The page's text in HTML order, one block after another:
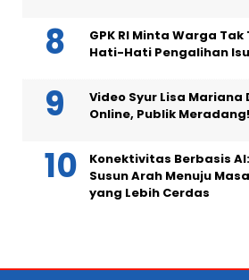
GPK RI Minta Warga
Hati-Hati Pengalihan
Video Syur Lisa Mariana
Online, Publik Meradang!
Konektivitas Berbasis
Susun Arah Menuju
yang Lebih Cerdas